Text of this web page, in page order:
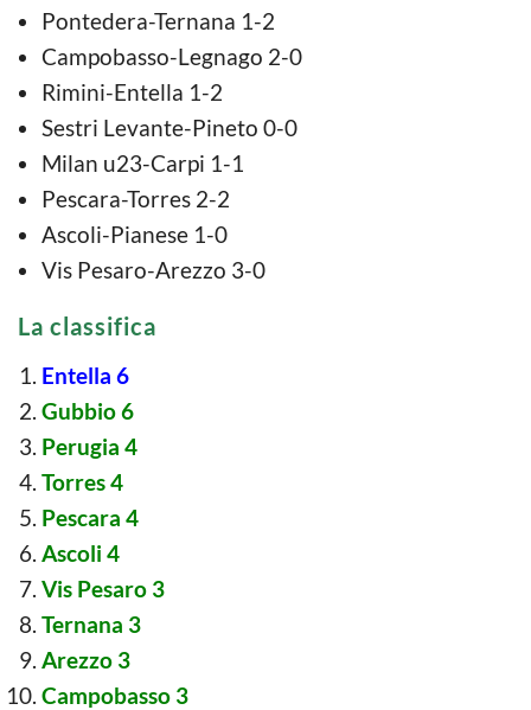
Pontedera-Ternana 1-2
Campobasso-Legnago 2-0
Rimini-Entella 1-2
Sestri Levante-Pineto 0-0
Milan u23-Carpi 1-1
Pescara-Torres 2-2
Ascoli-Pianese 1-0
Vis Pesaro-Arezzo 3-0
La classifica
Entella 6
Gubbio 6
Perugia 4
Torres 4
Pescara 4
Ascoli 4
Vis Pesaro 3
Ternana 3
Arezzo 3
Campobasso 3